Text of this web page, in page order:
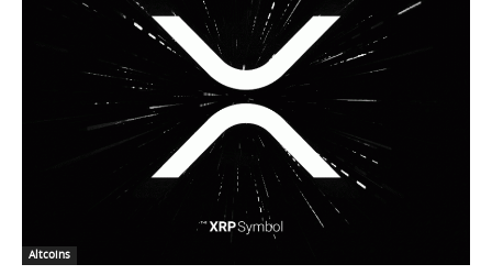
Altcoins